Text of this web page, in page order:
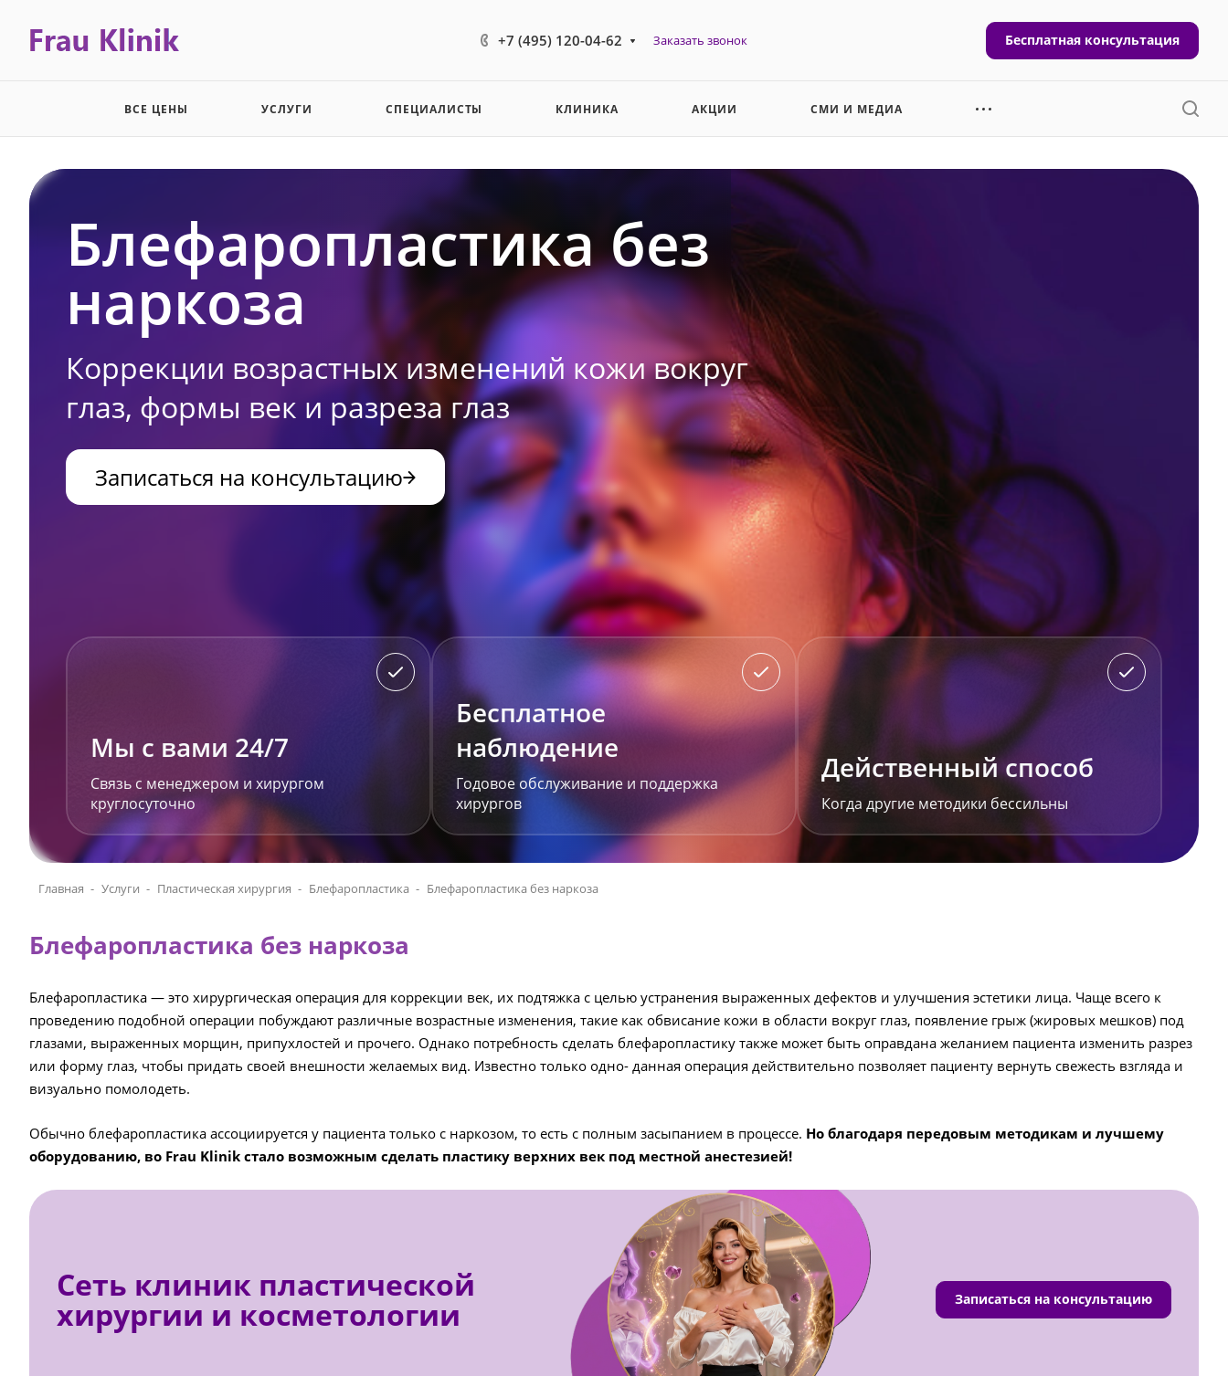
+7 (495) 120-04-62 Заказать звонок Бесплатная консультация
ВСЕ ЦЕНЫ УСЛУГИ СПЕЦИАЛИСТЫ КЛИНИКА АКЦИИ СМИ И МЕДИА
Блефаропластика без
наркоза
Коррекции возрастных изменений кожи вокруг
глаз, формы век и разреза глаз
Записаться на консультацию
Мы с вами 24/7
Связь с менеджером и хирургом
круглосуточно
Бесплатное
наблюдение
Годовое обслуживание и поддержка
хирургов
Действенный способ
Когда другие методики бессильны
Главная Услуги Пластическая хирургия Блефаропластика Блефаропластика без наркоза
Блефаропластика без наркоза
Блефаропластика — это хирургическая операция для коррекции век, их подтяжка с целью устранения выраженных дефектов и улучшения эстетики лица. Чаще всего к
проведению подобной операции побуждают различные возрастные изменения, такие как обвисание кожи в области вокруг глаз, появление грыж (жировых мешков) под
глазами, выраженных морщин, припухлостей и прочего. Однако потребность сделать блефаропластику также может быть оправдана желанием пациента изменить разрез
или форму глаз, чтобы придать своей внешности желаемых вид. Известно только одно- данная операция действительно позволяет пациенту вернуть свежесть взгляда и
визуально помолодеть.
Обычно блефаропластика ассоциируется у пациента только с наркозом, то есть с полным засыпанием в процессе. Но благодаря передовым методикам и лучшему
оборудованию, во Frau Klinik стало возможным сделать пластику верхних век под местной анестезией!
Сеть клиник пластической
хирургии и косметологии Записаться на консультацию